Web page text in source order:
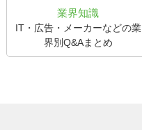
業界知識
IT・広告・メーカーなどの業
界別Q&Aまとめ